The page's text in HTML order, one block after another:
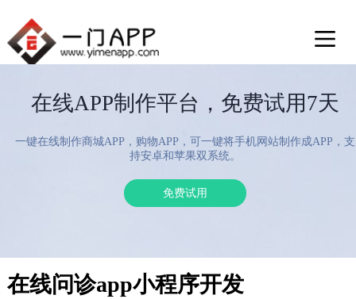
在线APP制作平台，免费试用7天
一键在线制作商城APP，购物APP，可一键将手机网站制作成APP，支
持安卓和苹果双系统。
免费试用
在线问诊app小程序开发